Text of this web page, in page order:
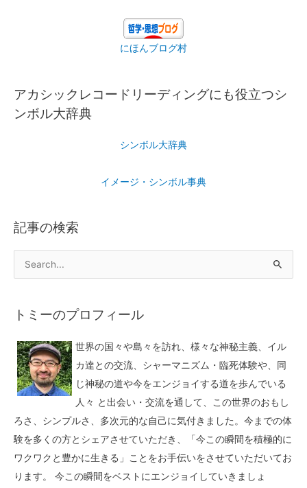
にほんブログ村
アカシックレコードリーディングにも役立つシ
ンボル大辞典
シンボル大辞典
イメージ・シンボル事典
記事の検索
トミーのプロフィール
世界の国々や島々を訪れ、様々な神秘主義、イル
カ達との交流、シャーマニズム・臨死体験や、同
じ神秘の道や今をエンジョイする道を歩んでいる
人々 と出会い・交流を通して、この世界のおもし
ろさ、シンプルさ、多次元的な自己に気付きました。今までの体
験を多くの方とシェアさせていただき、「今この瞬間を積極的に
ワクワクと豊かに生きる」ことをお手伝いをさせていただいてお
ります。 今この瞬間をベストにエンジョイしていきましょ